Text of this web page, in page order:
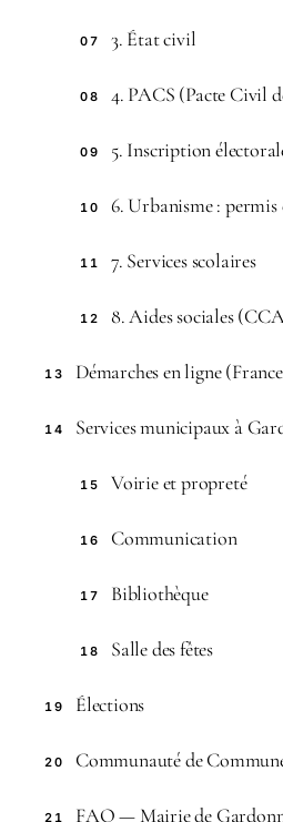
07 3. État civil
08 4. PACS (Pacte Civil
09 5. Inscription
10 6. Urbanisme :
11 7. Services scolaires
12 8. Aides sociales
13 Démarches en ligne
14 Services municipaux à
15 Voirie et propreté
16 Communication
17 Bibliothèque
18 Salle des fêtes
19 Élections
20 Communauté de
21 FAQ — Mairie de